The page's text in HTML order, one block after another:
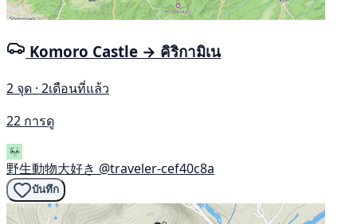
Komoro Castle → คิริกามิเน
2 จุด · 2เดือนที่แล้ว
22 การดู
野生動物大好き @traveler-cef40c8a
บันทึก